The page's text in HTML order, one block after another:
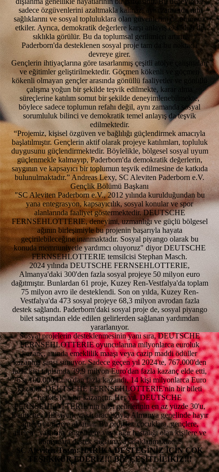
sadece özgüvenlerini azaltmakla kalmaz, aynı zamanda ruh
sağlıklarını ve sosyal topluluklara olan güvenlerini de olumsuz
etkiler. Ayrıca, demokratik değerlere karşı anlayış eksikliği de
sıklıkla görülür. Bu da toplumsal gerilimleri artırır.
Paderborn'da desteklenen sosyal proje tam da bu noktada
devreye girer.
Gençlerin ihtiyaçlarına göre tasarlanmış çeşitli atölye çalışmaları
ve eğitimler geliştirilmektedir. Göçmen kökenli ve göçmen
kökenli olmayan gençler arasında gönüllü faaliyetler ve gönüllü
çalışma yoğun bir şekilde teşvik edilmekte, karar alma
süreçlerine katılım somut bir şekilde deneyimlenebilmekte,
böylece sadece toplumun refahı değil, aynı zamanda sosyal
sorumluluk bilinci ve demokratik temel anlayış da teşvik
edilmektedir.
“Projemiz, kişisel özgüven ve bağlılığı güçlendirmek amacıyla
başlatılmıştır. Gençlerin aktif olarak projeye katılımları, topluluk
duygusunu güçlendirmektedir. Böylelikle, bölgesel sosyal uyum
güçlenmekle kalmayıp, Paderborn'da demokratik değerlerin,
saygının ve kapsayıcı bir toplumun teşvik edilmesine de katkıda
bulunulmaktadır.” Andreas Lexy, SC Aleviten Paderborn e.V.
Gençlik Bölümü Başkanı
"SC Aleviten Paderborn e.V., 2012 yılında kurulduğundan bu
yana entegrasyon, kapsayıcılık, sosyal konular ve spor
alanlarında faaliyet göstermektedir. DEUTSCHE
FERNSEHLOTTERIE, deneyimi, uzmanlığı ve güçlü bölgesel
ağının birleşimiyle bu projenin başarıyla hayata
geçirilebileceğine inanmaktadır. Sosyal piyango olarak bu
konuda memnuniyetle yardımcı oluyoruz" diyor DEUTSCHE
FERNSEHLOTTERIE temsilcisi Stephan Masch.
2024 yılında DEUTSCHE FERNSEHLOTTERIE,
Almanya'daki 300'den fazla sosyal projeye 50 milyon euro
dağıtmıştır. Bunlardan 61 proje, Kuzey Ren-Vestfalya'da toplam
75 milyon avro ile desteklendi. Son on yılda, Kuzey Ren-
Vestfalya'da 473 sosyal projeye 68,3 milyon avrodan fazla
destek sağlandı. Paderborn'daki sosyal proje de, sosyal piyango
bilet satışından elde edilen gelirlerden sağlanan yardımdan
yararlanıyor.
Sosyal projelerin desteklenmesinin yanı sıra, DEUTSCHE
FERNSEHLOTTERIE oyuncularına milyonlarca euroluk
kazanç, anında emeklilik maaşı veya cazip maddi ödüller
kazanma şansı sunuyor. Sadece geçen yıl 2024'te, 767.000'den
fazla kişi toplamda 39,9 milyon Euro'dan fazla kazanç elde etti,
76'sı 100.000 Euro'dan fazla kazandı, 14 kişi milyonlarca Euro
kazandı. DEUTSCHE FERNSEHLOTTERIE'nin bir bileti
herkes için bir kazançtır. Her yıl, DEUTSCHE
FERNSEHLOTTERIE'nin bilet gelirlerinin en az yüzde 30'u,
Deutsches Hilfswerk vakfı aracılığıyla Almanya genelinde hayır
amaçlı projelere aktarılır. Bu projeler, çocuklara, gençlere,
ailelere, yaşlılara, engellilere veya ağır hastalığı olan kişilere ve
komşulara destek sağlamaya odaklanmaktadır.
SC Aleviten-Team: HARİKA DESTEĞİNİZ İÇİN ÇOK
TEŞEKKÜR EDERİZ!!! BİZ ÇEŞİTLİLİKİZ!!!